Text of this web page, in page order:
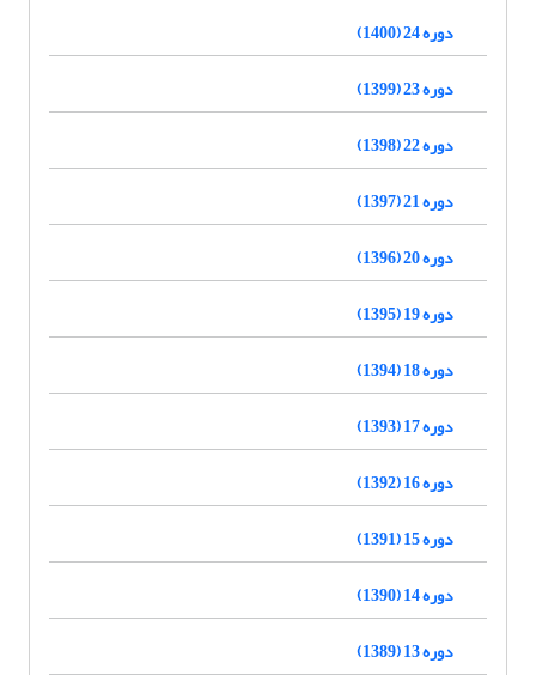
دوره 24 (1400)
دوره 23 (1399)
دوره 22 (1398)
دوره 21 (1397)
دوره 20 (1396)
دوره 19 (1395)
دوره 18 (1394)
دوره 17 (1393)
دوره 16 (1392)
دوره 15 (1391)
دوره 14 (1390)
دوره 13 (1389)